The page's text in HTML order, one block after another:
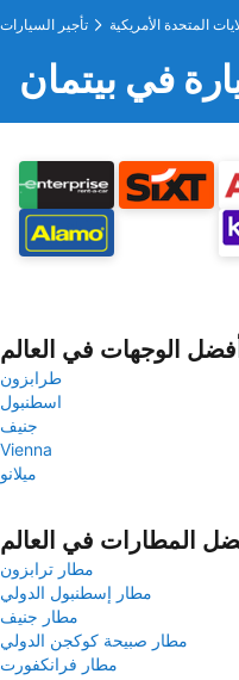
تأجير السيارات المتحدة الأمريكية
في بيتمان
أفضل الوجهات في العالم
طرابزون
اسطنبول
جنيف
Vienna
ميلانو
المطارات في العالم
مطار ترابزون
مطار إسطنبول الدولي
مطار جنيف
مطار صبيحة كوكجن الدولي
مطار فرانكفورت